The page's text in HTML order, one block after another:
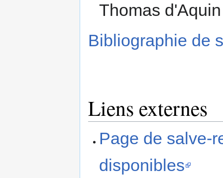
Thomas
Bibliographie de
Liens externes
Page de salve-
disponibles